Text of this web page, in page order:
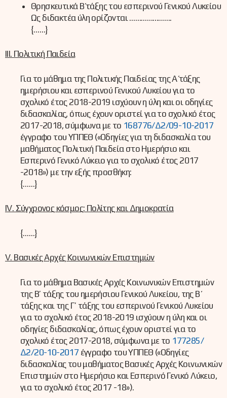
Θρησκευτικά Β΄ τάξης του εσπερινού Γενικού Λυκείου
Ως διδακτέα ύλη ορίζονται ………………….
{……}
ΙΙΙ. Πολιτική Παιδεία
Για το μάθημα της Πολιτικής Παιδείας της Α΄ τάξης
ημερήσιου και εσπερινού Γενικού Λυκείου για το
σχολικό έτος 2018-2019 ισχύουν η ύλη και οι οδηγίες
διδασκαλίας, όπως έχουν οριστεί για το σχολικό έτος
2017-2018, σύμφωνα με το 168776/Δ2/09-10-2017
έγγραφο του ΥΠΠΕΘ («Οδηγίες για τη διδασκαλία του
μαθήματος Πολιτική Παιδεία στο Ημερήσιο και
Εσπερινό Γενικό Λύκειο για το σχολικό έτος 2017
-2018») με την εξής προσθήκη:
{……}
IV. Σύγχρονος κόσμος: Πολίτης και Δημοκρατία
{……}
V. Βασικές Αρχές Κοινωνικών Επιστημών
Για το μάθημα Βασικές Αρχές Κοινωνικών Επιστημών
της Β’ τάξης του ημερήσιου Γενικού Λυκείου, της Β΄
τάξης και της Γ’ τάξης του εσπερινού Γενικού Λυκείου
για το σχολικό έτος 2018-2019 ισχύουν η ύλη και οι
οδηγίες διδασκαλίας, όπως έχουν οριστεί για το
σχολικό έτος 2017-2018, σύμφωνα με το 177285/
Δ2/20-10-2017 έγγραφο του ΥΠΠΕΘ («Οδηγίες
διδασκαλίας του μαθήματος Βασικές Αρχές Κοινωνικών
Επιστημών στο Ημερήσιο και Εσπερινό Γενικό Λύκειο,
για το σχολικό έτος 2017 -18»).